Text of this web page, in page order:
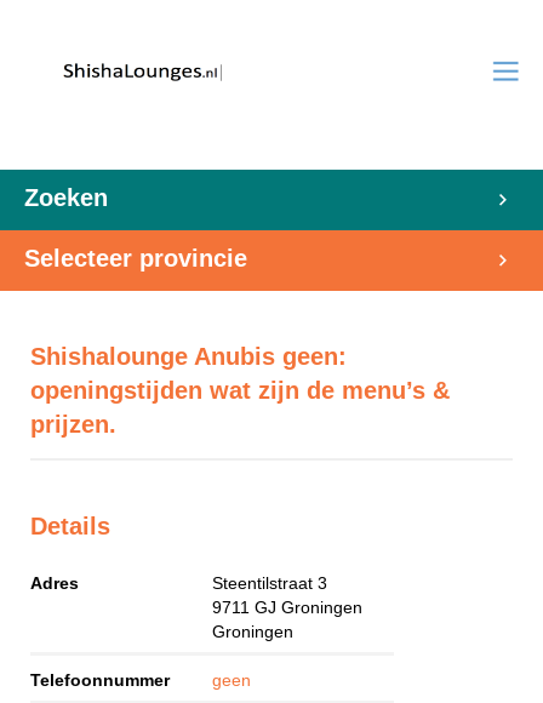
Zoeken
Selecteer provincie
Shishalounge Anubis geen:
openingstijden wat zijn de menu’s &
prijzen.
Details
Adres
Steentilstraat 3
9711 GJ Groningen
Groningen
Telefoonnummer geen